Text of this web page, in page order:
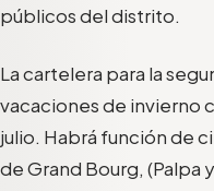
públicos del distrito.
La cartelera para la
vacaciones de invierno
julio. Habrá función de
de Grand Bourg, (Palpa